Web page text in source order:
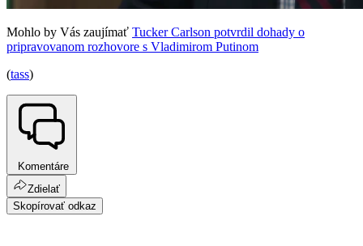
Mohlo by Vás zaujímať Tucker Carlson potvrdil dohady o
pripravovanom rozhovore s Vladimirom Putinom
(tass)
Komentáre
Zdielať
Skopírovať odkaz